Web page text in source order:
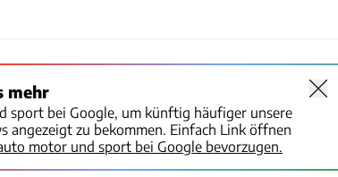
mehr
sport bei Google, um künftig häufiger unsere
angezeigt zu bekommen. Einfach Link öffnen
motor und sport bei Google bevorzugen.